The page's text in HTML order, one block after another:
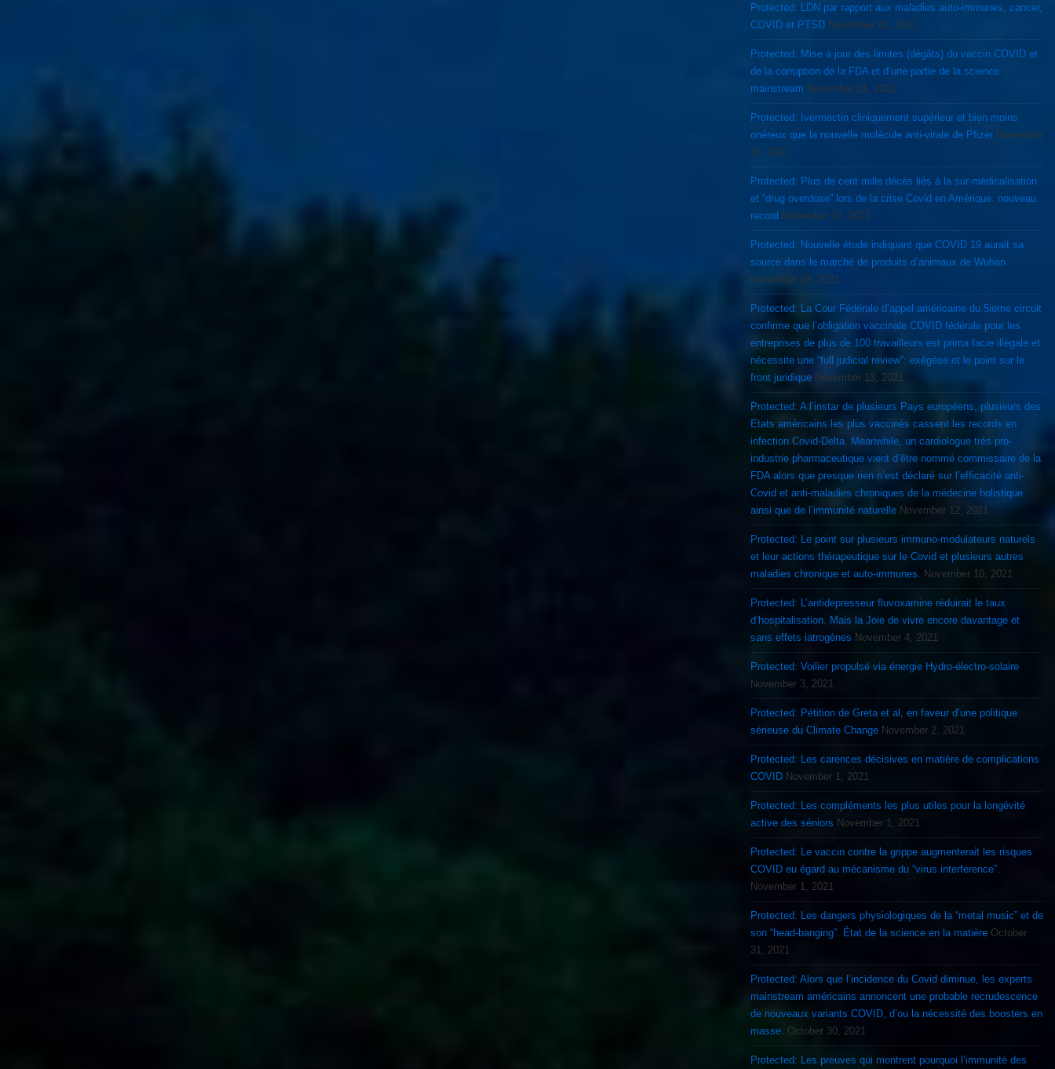
Protected: LDN par rapport aux maladies auto-immunes, cancer,
COVID et PTSD November 21, 2021
Protected: Mise à jour des limites (dégâts) du vaccin COVID et
de la corruption de la FDA et d’une partie de la science
mainstream November 21, 2021
Protected: Ivermectin cliniquement supérieur et bien moins
onéreux que la nouvelle molécule anti-virale de Pfizer November
21, 2021
Protected: Plus de cent mille décès liés à la sur-médicalisation
et “drug overdose” lors de la crise Covid en Amérique: nouveau
record November 19, 2021
Protected: Nouvelle étude indiquant que COVID 19 aurait sa
source dans le marché de produits d’animaux de Wuhan
November 19, 2021
Protected: La Cour Fédérale d’appel américaine du 5ieme circuit
confirme que l’obligation vaccinale COVID fédérale pour les
entreprises de plus de 100 travailleurs est prima facie illégale et
nécessite une “full judicial review”: exégèse et le point sur le
front juridique November 13, 2021
Protected: A l’instar de plusieurs Pays européens, plusieurs des
Etats américains les plus vaccinés cassent les records en
infection Covid-Delta. Meanwhile, un cardiologue très pro-
industrie pharmaceutique vient d’être nommé commissaire de la
FDA alors que presque rien n’est déclaré sur l’efficacité anti-
Covid et anti-maladies chroniques de la médecine holistique
ainsi que de l’immunité naturelle November 12, 2021
Protected: Le point sur plusieurs immuno-modulateurs naturels
et leur actions thérapeutique sur le Covid et plusieurs autres
maladies chronique et auto-immunes.
November 10, 2021
Protected: L’antidepresseur fluvoxamine réduirait le taux
d’hospitalisation. Mais la Joie de vivre encore davantage et
sans effets iatrogènes November 4, 2021
Protected: Voilier propulsé via énergie Hydro-électro-solaire
November 3, 2021
Protected: Pétition de Greta et al, en faveur d’une politique
sérieuse du Climate Change November 2, 2021
Protected: Les carences décisives en matière de complications
COVID November 1, 2021
Protected: Les compléments les plus utiles pour la longévité
active des séniors November 1, 2021
Protected: Le vaccin contre la grippe augmenterait les risques
COVID eu égard au mécanisme du “virus interference”.
November 1, 2021
Protected: Les dangers physiologiques de la “metal music” et de
son “head-banging”. État de la science en la matière October
31, 2021
Protected: Alors que l’incidence du Covid diminue, les experts
mainstream américains annoncent une probable recrudescence
de nouveaux variants COVID, d’ou la nécessité des boosters en
masse. October 30, 2021
Protected: Les preuves qui montrent pourquoi l’immunité des